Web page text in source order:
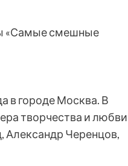
«Самые смешные
в городе Москва. В
творчества и любви
Александр Черенцов,